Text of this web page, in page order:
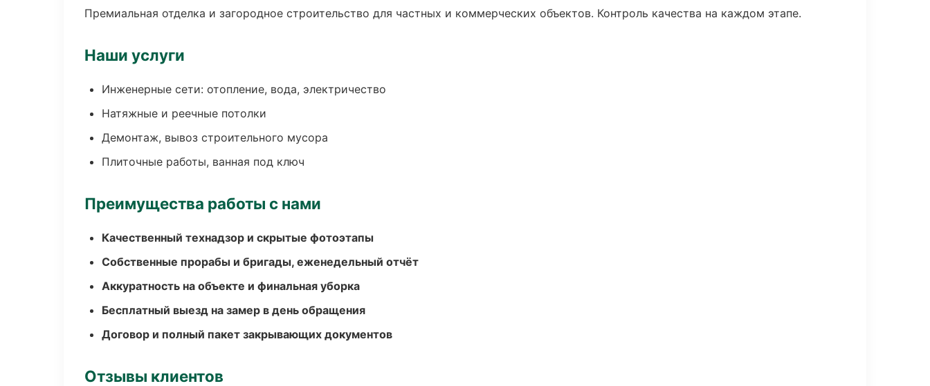
Премиальная отделка и загородное строительство для частных и коммерческих объектов. Контроль качества на каждом этапе.
Наши услуги
Инженерные сети: отопление, вода, электричество
Натяжные и реечные потолки
Демонтаж, вывоз строительного мусора
Плиточные работы, ванная под ключ
Преимущества работы с нами
Качественный технадзор и скрытые фотоэтапы
Собственные прорабы и бригады, еженедельный отчёт
Аккуратность на объекте и финальная уборка
Бесплатный выезд на замер в день обращения
Договор и полный пакет закрывающих документов
Отзывы клиентов